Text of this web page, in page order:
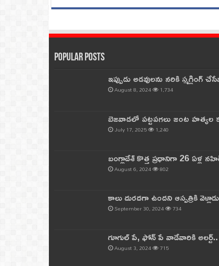
Popular Posts
ఇప్పుడు అడవులను నరికి
August 8, 2024 1,734
బెజవాడలో పట్టపగలు జంట
July 17, 2025 1,240
బంగ్లాదేశ్ కొత్త ప్రధానిగా 26 ఏళ్ల
August 6, 2024 802
కాలు దురదగా ఉందని ఆస్పత్రికి
September 30, 2024 734
గూగుల్ పే, ఫోన్ పే వాడేవారికి
August 3, 2024 715